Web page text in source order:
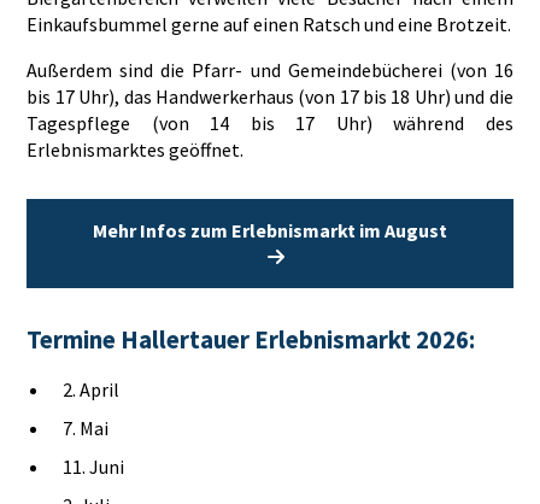
Einkaufsbummel gerne auf einen Ratsch und eine Brotzeit.
Außerdem sind die Pfarr- und Gemeindebücherei (von 16
bis 17 Uhr), das Handwerkerhaus (von 17 bis 18 Uhr) und die
Tagespflege (von 14 bis 17 Uhr) während des
Erlebnismarktes geöffnet.
Mehr Infos zum Erlebnismarkt im August
Termine Hallertauer Erlebnismarkt 2026:
2. April
7. Mai
11. Juni